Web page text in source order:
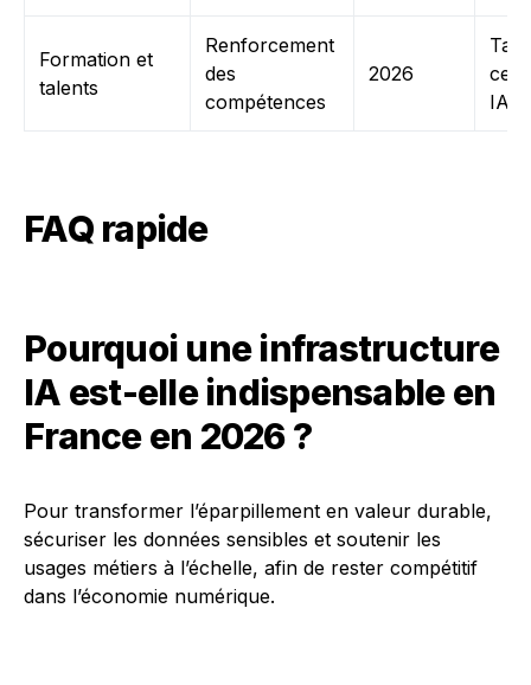
Formation et
talents
Renforcement
des
compétences
2026
IA
FAQ rapide
Pourquoi une infrastructure
IA est-elle indispensable en
France en 2026 ?
Pour transformer l’éparpillement en valeur durable,
sécuriser les données sensibles et soutenir les
usages métiers à l’échelle, afin de rester compétitif
dans l’économie numérique.